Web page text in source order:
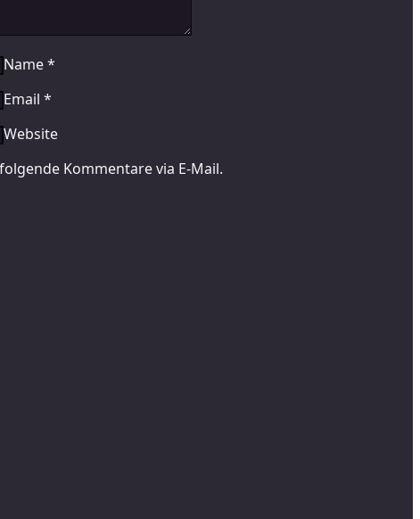
Name*
Email *
Website
Kommentare via E-Mail.